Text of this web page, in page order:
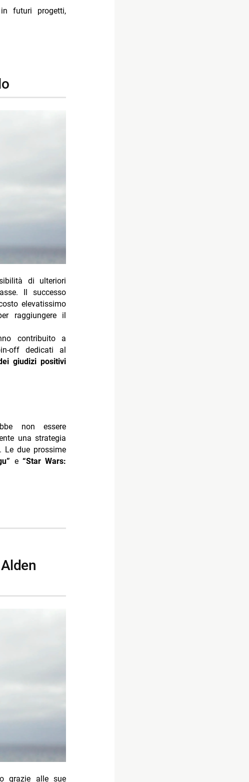
futuri progetti,
di ulteriori
Il successo
elevatissimo
raggiungere il
contribuito a
off dedicati al
giudizi positivi
non essere
una strategia
Le due prossime
e“Star Wars:
grazie alle sue